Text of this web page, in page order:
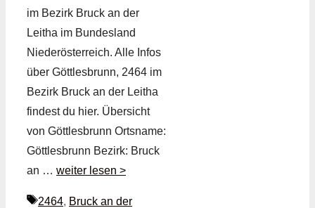
im Bezirk Bruck an der
Leitha im Bundesland
Niederösterreich. Alle Infos
über Göttlesbrunn, 2464 im
Bezirk Bruck an der Leitha
findest du hier. Übersicht
von Göttlesbrunn Ortsname:
Göttlesbrunn Bezirk: Bruck
an … weiter lesen >
Schlagwörter
2464, Bruck an der